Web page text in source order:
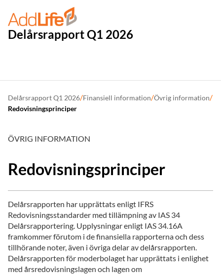
Delårsrapport Q1 2026
Delårsrapport Q1 2026/Finansiell information/Övrig information/
Redovisningsprinciper
ÖVRIG INFORMATION
Redovisningsprinciper
Delårsrapporten har upprättats enligt IFRS
Redovisningsstandarder med tillämpning av IAS 34
Delårsrapportering. Upplysningar enligt IAS 34.16A
framkommer förutom i de finansiella rapporterna och dess
tillhörande noter, även i övriga delar av delårsrapporten.
Delårsrapporten för moderbolaget har upprättats i enlighet
med årsredovisningslagen och lagen om